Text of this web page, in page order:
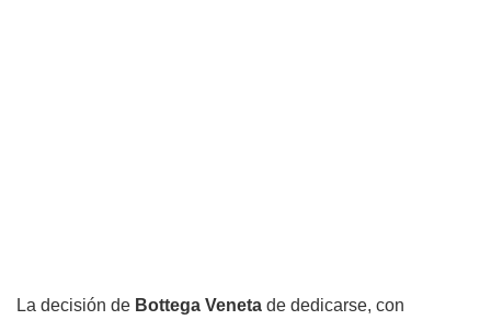
La decisión de Bottega Veneta de dedicarse, con